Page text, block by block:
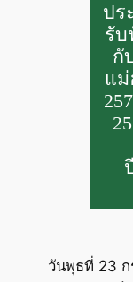
ปร
รับ
กั
แม่
วันพุธที่ 23 ก